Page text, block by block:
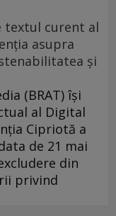
textul curent al
asupra
și
(BRAT) își
al Digital
Cipriotă a
de 21 mai
din
privind